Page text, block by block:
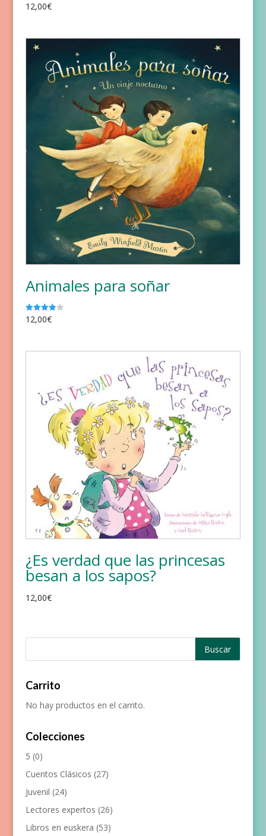
12,00€
Animales para soñar
Valorado
con
12,00€
¿Es verdad que las princesas
besan a los sapos?
12,00€
Carrito
No hay productos en el carrito.
Colecciones
5 (0)
Cuentos Clásicos (27)
Juvenil (24)
Lectores expertos (26)
Libros en euskera (53)